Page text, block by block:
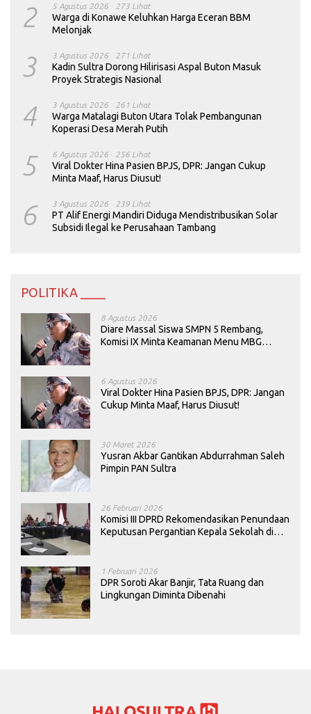
2 5 Agustus 2026 273 Lihat
Warga di Konawe Keluhkan Harga Eceran BBM
Melonjak
3 3 Agustus 2026 271 Lihat
Kadin Sultra Dorong Hilirisasi Aspal Buton Masuk
Proyek Strategis Nasional
4 3 Agustus 2026 261 Lihat
Warga Matalagi Buton Utara Tolak Pembangunan
Koperasi Desa Merah Putih
5 6 Agustus 2026 256 Lihat
Viral Dokter Hina Pasien BPJS, DPR: Jangan Cukup
Minta Maaf, Harus Diusut!
6 3 Agustus 2026 239 Lihat
PT Alif Energi Mandiri Diduga Mendistribusikan Solar
Subsidi Ilegal ke Perusahaan Tambang
POLITIKA ____
8 Agustus 2026
Diare Massal Siswa SMPN 5 Rembang,
Komisi IX Minta Keamanan Menu MBG
6 Agustus 2026
Viral Dokter Hina Pasien BPJS, DPR: Jangan
Cukup Minta Maaf, Harus Diusut!
30 Maret 2026
Yusran Akbar Gantikan Abdurrahman Saleh
Pimpin PAN Sultra
26 Februari 2026
Komisi III DPRD Rekomendasikan Penundaan
Keputusan Pergantian Kepala Sekolah di
1 Februari 2026
DPR Soroti Akar Banjir, Tata Ruang dan
Lingkungan Diminta Dibenahi